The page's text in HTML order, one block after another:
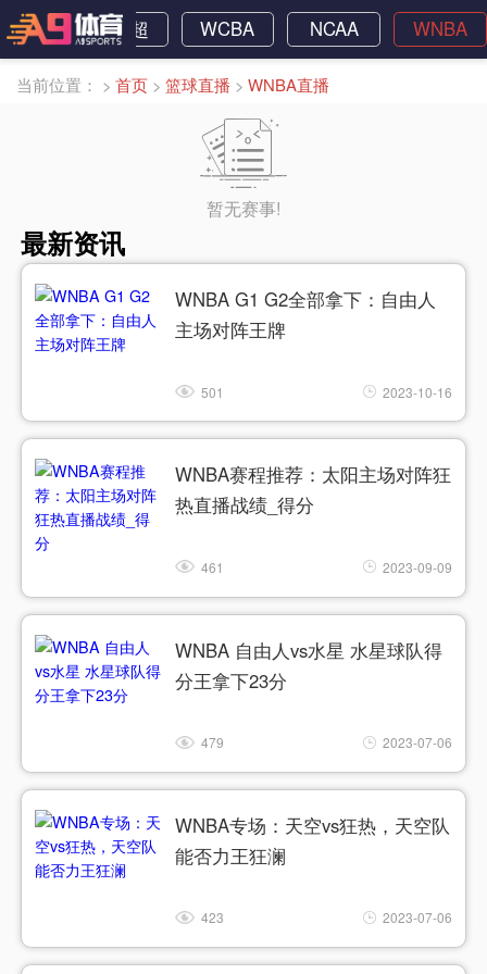
南澳超 WCBA NCAA WNBA
当前位置： > 首页 > 篮球直播 > WNBA直播
暂无赛事!
最新资讯
WNBA G1 G2全部拿下：自由人
主场对阵王牌
501 2023-10-16
WNBA赛程推荐：太阳主场对阵狂
热直播战绩_得分
461 2023-09-09
WNBA 自由人vs水星 水星球队得
分王拿下23分
479 2023-07-06
WNBA专场：天空vs狂热，天空队
能否力王狂澜
423 2023-07-06